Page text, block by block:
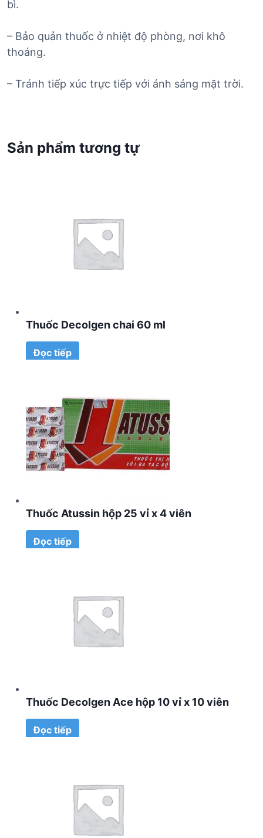
bì.
– Bảo quản thuốc ở nhiệt độ phòng, nơi khô
thoáng.
– Tránh tiếp xúc trực tiếp với ánh sáng mặt trời.
Sản phẩm tương tự
Thuốc Decolgen chai 60 ml
Đọc tiếp
Thuốc Atussin hộp 25 vỉ x 4 viên
Đọc tiếp
Thuốc Decolgen Ace hộp 10 vỉ x 10 viên
Đọc tiếp